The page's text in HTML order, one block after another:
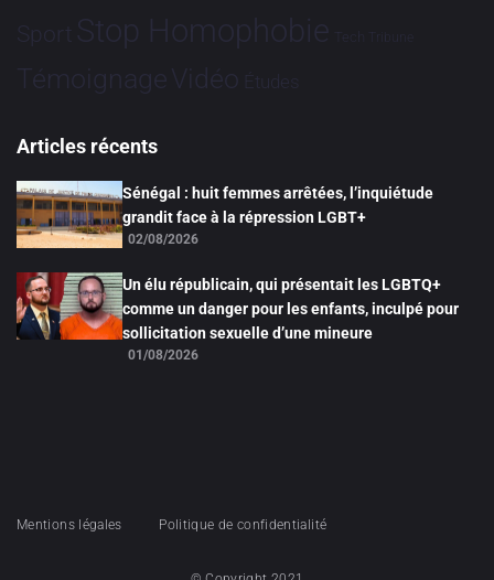
Sport Stop Homophobie Tech Tribune
TémoignageVidéo Études
Articles récents
Sénégal : huit femmes arrêtées, l’inquiétude
grandit face à la répression LGBT+
02/08/2026
Un élu républicain, qui présentait les LGBTQ+
comme un danger pour les enfants, inculpé pour
sollicitation sexuelle d’une mineure
01/08/2026
Mentions légales Politique de confidentialité